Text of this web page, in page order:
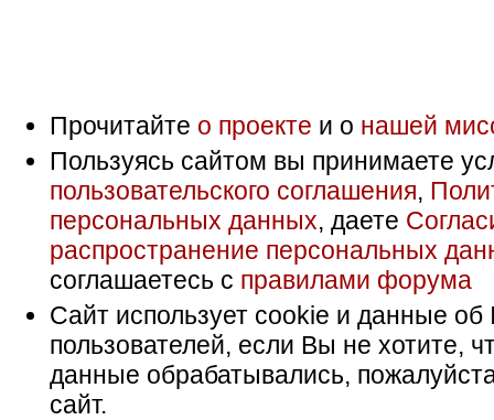
Прочитайте о проекте и о нашей
Пользуясь сайтом вы принимаете
пользовательского соглашения,
персональных данных, даете
распространение персональных
соглашаетесь с правилами форума
Сайт использует cookie и данные об
пользователей, если Вы не хотите,
данные обрабатывались,
сайт.